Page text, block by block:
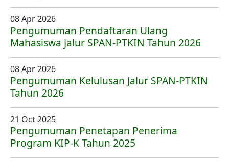
08 Apr 2026
Pengumuman Pendaftaran Ulang
Mahasiswa Jalur SPAN-PTKIN Tahun 2026
08 Apr 2026
Pengumuman Kelulusan Jalur SPAN-PTKIN
Tahun 2026
21 Oct 2025
Pengumuman Penetapan Penerima
Program KIP-K Tahun 2025